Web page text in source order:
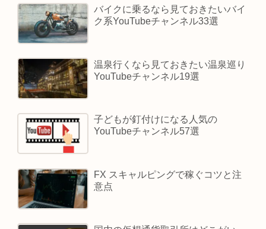
バイクに乗るなら見ておきたいバイ
ク系YouTubeチャンネル33選
温泉行くなら見ておきたい温泉巡り
YouTubeチャンネル19選
子どもが釘付けになる人気の
YouTubeチャンネル57選
FX スキャルピングで稼ぐコツと注
意点